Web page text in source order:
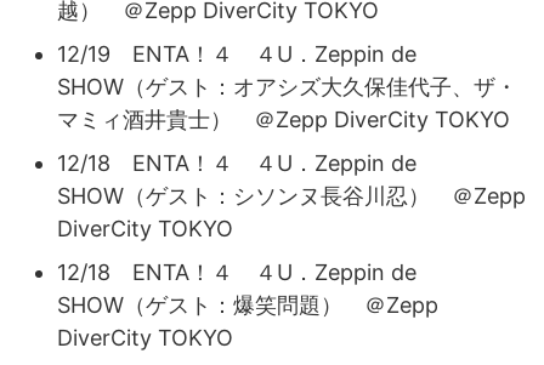
越） ＠Zepp DiverCity TOKYO
12/19 ENTA！４ ４U．Zeppin de
SHOW（ゲスト：オアシズ大久保佳代子、ザ・
マミィ酒井貴士） ＠Zepp DiverCity TOKYO
12/18 ENTA！４ ４U．Zeppin de
SHOW（ゲスト：シソンヌ長谷川忍） ＠Zepp
DiverCity TOKYO
12/18 ENTA！４ ４U．Zeppin de
SHOW（ゲスト：爆笑問題） ＠Zepp
DiverCity TOKYO